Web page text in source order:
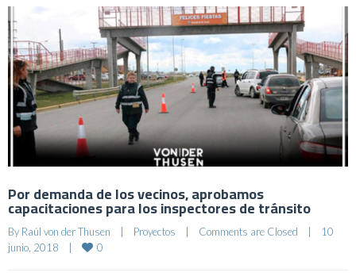
Por demanda de los vecinos, aprobamos
capacitaciones para los inspectores de tránsito
By Raúl von der Thusen | Proyectos | Comments are Closed |
10
junio, 2018
| 0